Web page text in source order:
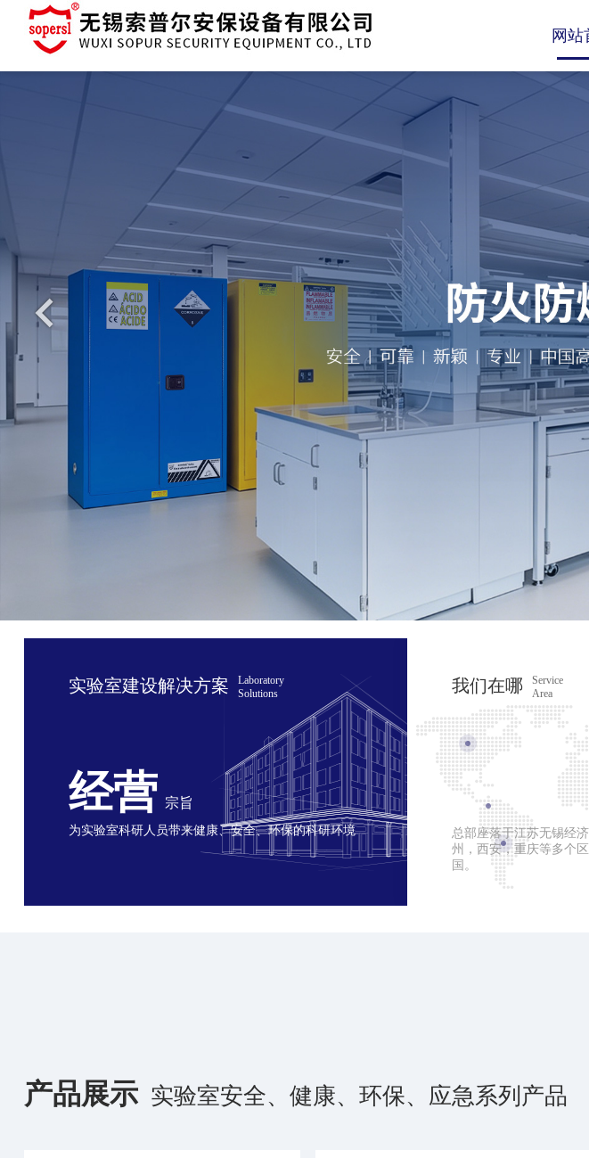
网站
实验室建设解决方案
Laboratory
Solutions
经营 宗旨
为实验室科研人员带来健康、安全、环保的科研环境
我们在哪
Service
Area
总部座落于江苏无锡经
州，西安，重庆等多个
国。
产品展示实验室安全、健康、环保、应急系列产品